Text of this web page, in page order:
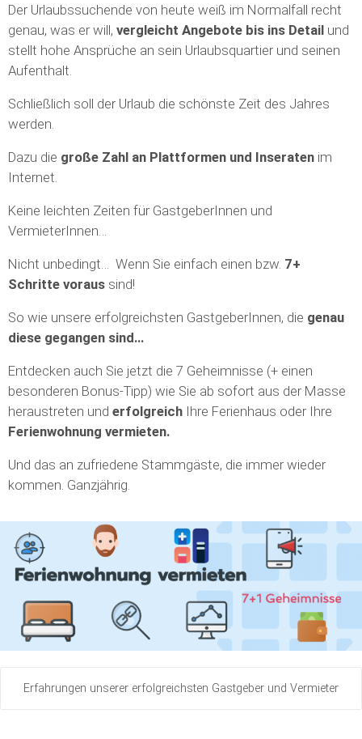
Der Urlaubssuchende von heute weiß im Normalfall recht
genau, was er will, vergleicht Angebote bis ins Detail und
stellt hohe Ansprüche an sein Urlaubsquartier und seinen
Aufenthalt.
Schließlich soll der Urlaub die schönste Zeit des Jahres
werden.
Dazu die große Zahl an Plattformen und Inseraten im
Internet.
Keine leichten Zeiten für GastgeberInnen und
VermieterInnen…
Nicht unbedingt… Wenn Sie einfach einen bzw. 7+
Schritte voraus sind!
So wie unsere erfolgreichsten GastgeberInnen, die genau
diese gegangen sind…
Entdecken auch Sie jetzt die 7 Geheimnisse (+ einen
besonderen Bonus-Tipp) wie Sie ab sofort aus der Masse
heraustreten und erfolgreich Ihre Ferienhaus oder Ihre
Ferienwohnung vermieten.
Und das an zufriedene Stammgäste, die immer wieder
kommen. Ganzjährig.
Erfahrungen unserer erfolgreichsten Gastgeber und Vermieter